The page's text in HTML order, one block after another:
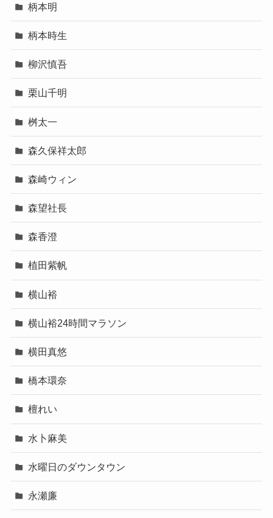
柄本明
柄本時生
柳沢慎吾
栗山千明
桝太一
森久保祥太郎
森崎ウィン
森望社長
森香澄
植田紫帆
横山裕
横山裕24時間マラソン
横田真悠
橋本環奈
檀れい
水卜麻美
水曜日のダウンタウン
永瀬廉